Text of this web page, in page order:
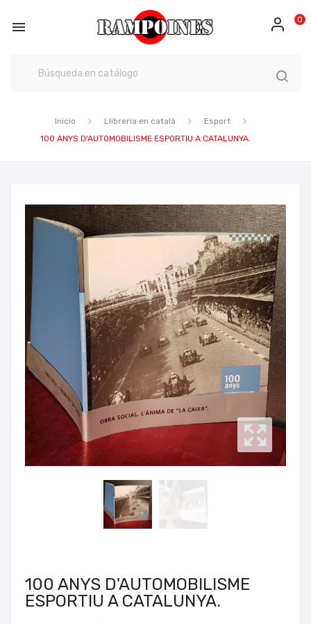
 0
Inicio Llibreria en català
Esport
100 ANYS D'AUTOMOBILISME ESPORTIU A CATALUNYA.
100 ANYS D'AUTOMOBILISME
ESPORTIU A CATALUNYA.